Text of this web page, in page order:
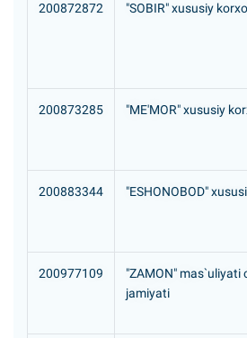
200872872 "SOBIR" xususiy
200873285 "МЕ'MOR" xususiy
200883344 "ESHONOBOD"
200977109
"ZAMON" mas`uliyati
jamiyati